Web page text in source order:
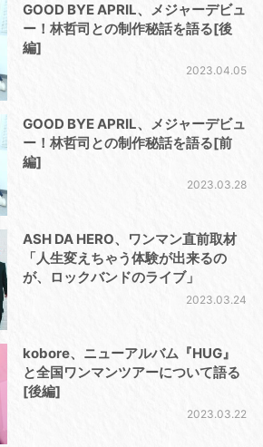
GOOD BYE APRIL、メジャーデビュ
ー！林哲司との制作秘話を語る[後
編]
2023.04.05
GOOD BYE APRIL、メジャーデビュ
ー！林哲司との制作秘話を語る[前
編]
2023.03.28
ASH DA HERO、ワンマン直前取材
「人生変えちゃう体験が出来るの
が、ロックバンドのライブ」
2023.03.24
kobore、ニューアルバム『HUG』
と全国ワンマンツアーについて語る
[後編]
2023.03.22